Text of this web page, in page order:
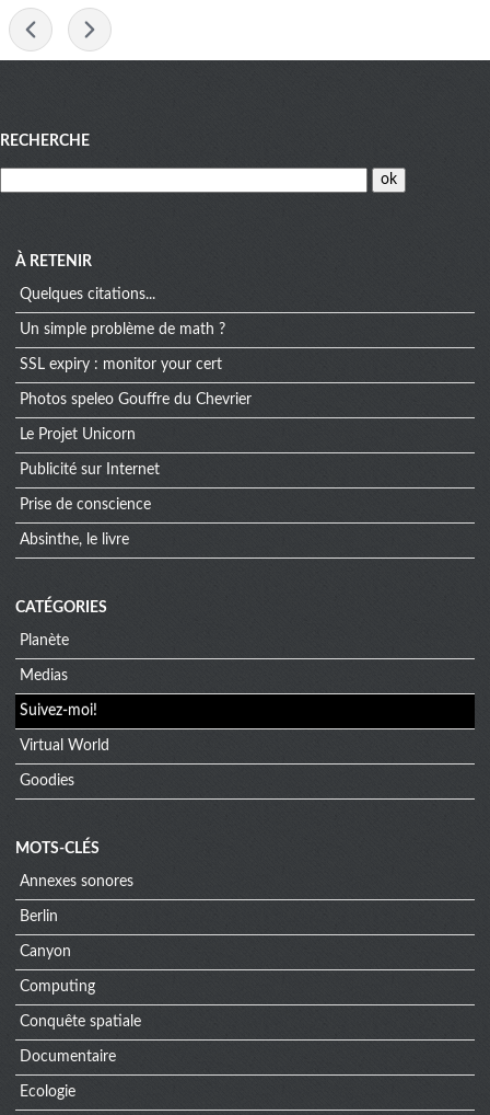
Menu
RECHERCHE
À RETENIR
Quelques citations...
Un simple problème de math ?
SSL expiry : monitor your cert
Photos speleo Gouffre du Chevrier
Le Projet Unicorn
Publicité sur Internet
Prise de conscience
Absinthe, le livre
CATÉGORIES
Planète
Medias
Suivez-moi!
Virtual World
Goodies
MOTS-CLÉS
Annexes sonores
Berlin
Canyon
Computing
Conquête spatiale
Documentaire
Ecologie